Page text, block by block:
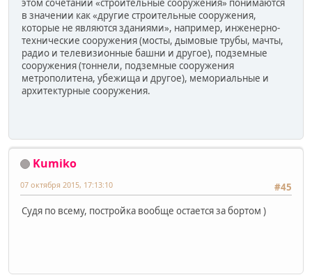
этом сочетании «строительные сооружения» понимаются
в значении как «другие строительные сооружения,
которые не являются зданиями», например, инженерно-
технические сооружения (мосты, дымовые трубы, мачты,
радио и телевизионные башни и другое), подземные
сооружения (тоннели, подземные сооружения
метрополитена, убежища и другое), мемориальные и
архитектурные сооружения.
Kumiko
#45
07 октября 2015, 17:13:10
Судя по всему, постройка вообще остается за бортом )